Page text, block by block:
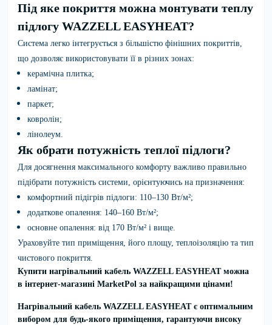
Під яке покриття можна монтувати теплу
підлогу WAZZELL EASYHEAT?
Система легко інтегрується з більшістю фінішних покриттів,
що дозволяє використовувати її в різних зонах:
керамічна плитка;
ламінат;
паркет;
ковролін;
лінолеум.
Як обрати потужність теплої підлоги?
Для досягнення максимального комфорту важливо правильно
підібрати потужність системи, орієнтуючись на призначення:
комфортний підігрів підлоги: 110–130 Вт/м²;
додаткове опалення: 140–160 Вт/м²;
основне опалення: від 170 Вт/м² і вище.
Ураховуйте тип приміщення, його площу, теплоізоляцію та тип
чистового покриття.
Купити нагрівальний кабель WAZZELL EASYHEATможна
в інтернет-магазині MarketPol за найкращими цінами!
Нагрівальний кабель WAZZELL EASYHEAT є оптимальним
вибором для будь-якого приміщення, гарантуючи високу